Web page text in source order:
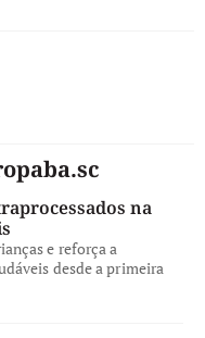
na
e reforça a
desde a primeira